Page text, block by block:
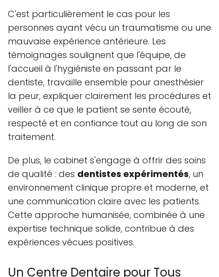
C'est particulièrement le cas pour les
personnes ayant vécu un traumatisme ou une
mauvaise expérience antérieure. Les
témoignages soulignent que l'équipe, de
l'accueil à l'hygiéniste en passant par le
dentiste, travaille ensemble pour anesthésier
la peur, expliquer clairement les procédures et
veiller à ce que le patient se sente écouté,
respecté et en confiance tout au long de son
traitement.
De plus, le cabinet s'engage à offrir des soins
de qualité : des dentistes expérimentés, un
environnement clinique propre et moderne, et
une communication claire avec les patients.
Cette approche humanisée, combinée à une
expertise technique solide, contribue à des
expériences vécues positives.
Un Centre Dentaire pour Tous